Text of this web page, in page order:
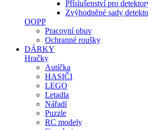
Příslušenství pro
Zvýhodněné sady
OOPP
Pracovní obuv
Ochranné roušky
DÁRKY
Hračky
Autíčka
HASIČI
LEGO
Letadla
Nářadí
Puzzle
RC modely